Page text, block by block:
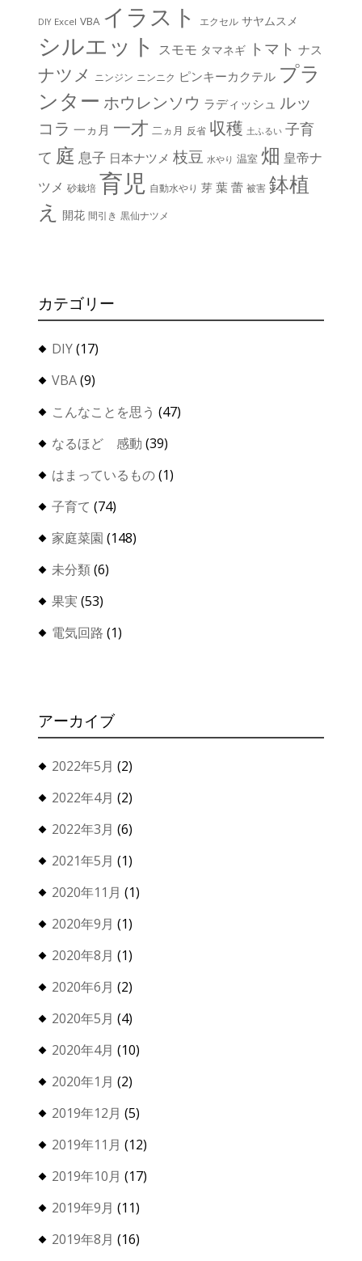
DIY Excel VBA イラスト エクセル サヤムスメ
シルエット スモモ タマネギ トマト ナス
ナツメ ニンジン ニンニク ピンキーカクテル プラ
ンター ホウレンソウ ラディッシュ ルッ
コラ 一ヵ月 一才 二ヵ月 反省 収穫 土ふるい 子育
て 庭 息子 日本ナツメ 枝豆 水やり 温室 畑 皇帝ナ
ツメ 砂栽培 育児 自動水やり 芽 葉 蕾 被害 鉢植
え
開花 間引き 黒仙ナツメ
カテゴリー
DIY(17)
VBA(9)
こんなことを思う (47)
なるほど 感動 (39)
はまっているもの(1)
子育て (74)
家庭菜園 (148)
未分類(6)
果実 (53)
電気回路 (1)
アーカイブ
2022年5月 (2)
2022年4月 (2)
2022年3月 (6)
2021年5月 (1)
2020年11月 (1)
2020年9月 (1)
2020年8月 (1)
2020年6月 (2)
2020年5月 (4)
2020年4月 (10)
2020年1月 (2)
2019年12月 (5)
2019年11月 (12)
2019年10月 (17)
2019年9月 (11)
2019年8月 (16)